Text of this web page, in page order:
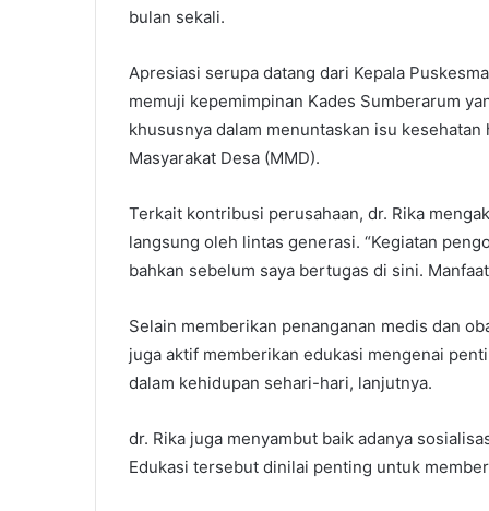
bulan sekali.
Apresiasi serupa datang dari Kepala
memuji kepemimpinan Kades Sumberarum
khususnya dalam menuntaskan isu
Masyarakat Desa (MMD).
Terkait kontribusi perusahaan, dr. Rika
langsung oleh lintas generasi. “Kegiatan
bahkan sebelum saya bertugas di sini.
Selain memberikan penanganan medis dan
juga aktif memberikan edukasi mengenai
dalam kehidupan sehari-hari, lanjutnya.
dr. Rika juga menyambut baik adanya
Edukasi tersebut dinilai penting untuk